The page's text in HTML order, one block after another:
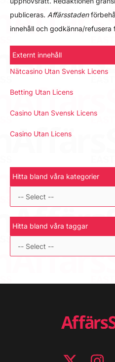
publiceras. Affärsstaden
innehåll och godkänna/refusera
Externt innehåll
Nätcasino Utan Svensk Licens
Betting Utan Licens
Casino Utan Svensk Licens
Casino Utan Licens
Hitta bland våra kategorier
Hitta bland våra taggar